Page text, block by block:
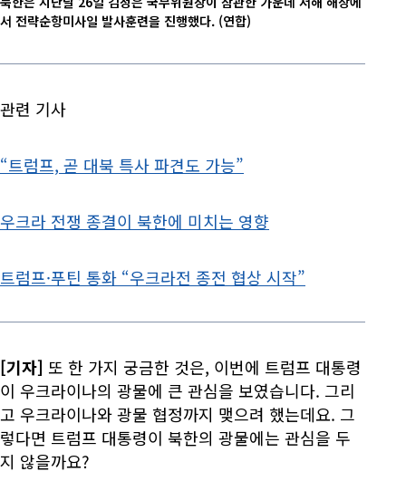
서 전략순항미사일 발사훈련을 진행했다. (연합)
관련 기사
“트럼프, 곧 대북 특사 파견도 가능”
우크라 전쟁 종결이 북한에 미치는 영향
트럼프·푸틴 통화 “우크라전 종전 협상 시작”
[기자] 또 한 가지 궁금한 것은, 이번에 트럼프 대통령
이 우크라이나의 광물에 큰 관심을 보였습니다. 그리
고 우크라이나와 광물 협정까지 맺으려 했는데요. 그
렇다면 트럼프 대통령이 북한의 광물에는 관심을 두
지 않을까요?